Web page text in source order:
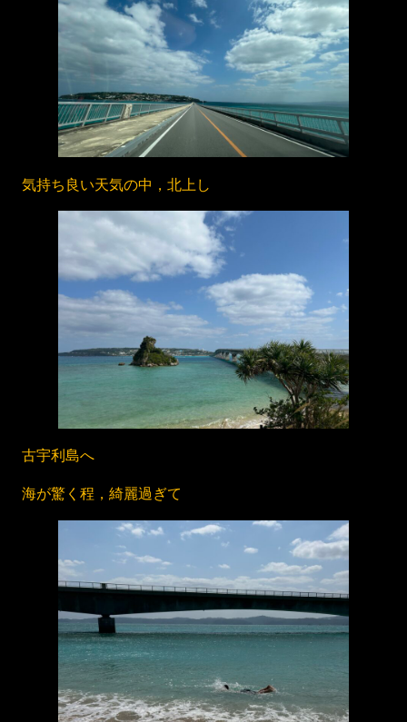
気持ち良い天気の中，北上し
古宇利島へ
海が驚く程，綺麗過ぎて